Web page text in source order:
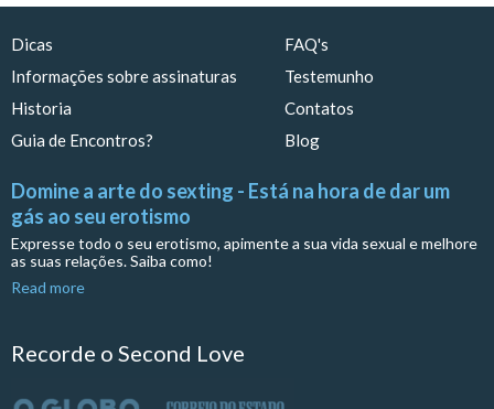
Dicas
FAQ's
Informações sobre assinaturas
Testemunho
Historia
Contatos
Guia de Encontros?
Blog
Domine a arte do sexting - Está na hora de dar um
gás ao seu erotismo
Expresse todo o seu erotismo, apimente a sua vida sexual e melhore
as suas relações. Saiba como!
Read more
Recorde o Second Love